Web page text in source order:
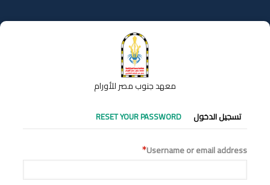
إلى
المحتوى
معهد جنوب مصر للأورام
التبويبات
الأساسية
تسجيل الدخول RESET YOUR PASSWORD
Username or email address